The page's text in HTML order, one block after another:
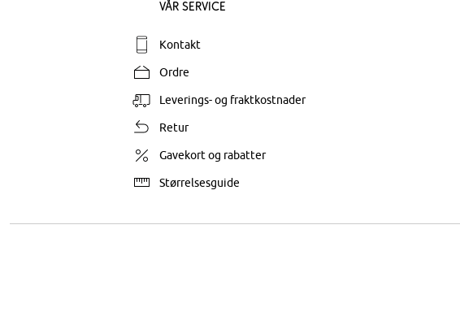
Vår service
Kontakt
Ordre
Leverings- og fraktkostnader
Retur
Gavekort og rabatter
Størrelsesguide